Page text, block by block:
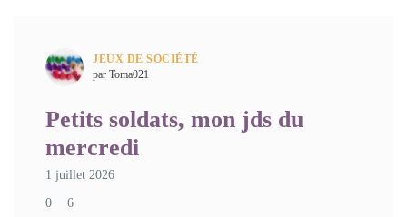
JEUX DE SOCIÉTÉ
par Toma021
Petits soldats, mon jds du
mercredi
1 juillet 2026
0 6